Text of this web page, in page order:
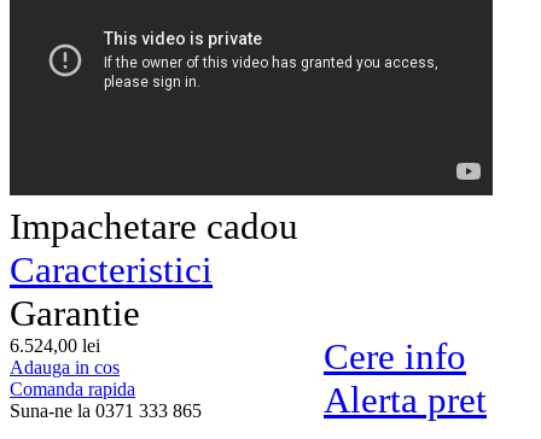
Impachetare cadou
Caracteristici
Garantie
6.524,00 lei
Adauga in cos
Comanda rapida
Suna-ne la 0371 333 865
Cere info
Alerta pret